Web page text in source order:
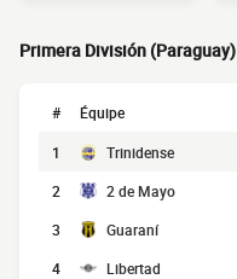
Primera División (Paraguay)
# Équipe
1 Trinidense
2
2 de Mayo
3 Guaraní
4 Libertad